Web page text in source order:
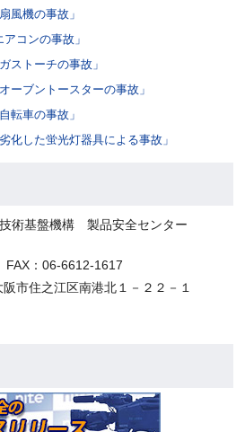
風機の事故」
コンの事故」
ストーチの事故」
ブントースターの事故」
転車の事故」
した蛍光灯器具による事故」
技術基盤機構 製品安全センター
：06-6612-1617
市住之江区南港北１－２２－１